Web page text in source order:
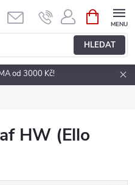
HLEDAT
NÁKUPNÍ
KOŠÍK
od 3000 Kč!
HW (Ello